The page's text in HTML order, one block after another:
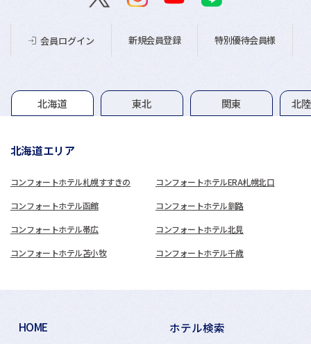
会員ログイン 新規会員登録 特別優待会員様
グループホテル一覧
北海道 東北 関東 北
北海道エリア
コンフォートホテル札幌すすきの コンフォートホテルERA札幌北口
コンフォートホテル函館 コンフォートホテル釧路
コンフォートホテル帯広 コンフォートホテル北見
コンフォートホテル苫小牧 コンフォートホテル千歳
HOME
ホテル検索